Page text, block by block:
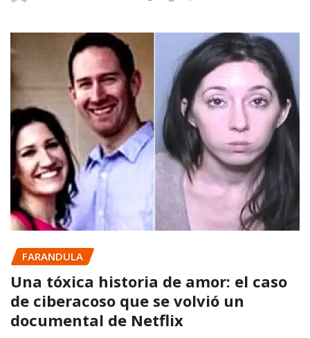
FARANDULA
Una tóxica historia de amor: el caso
de ciberacoso que se volvió un
documental de Netflix